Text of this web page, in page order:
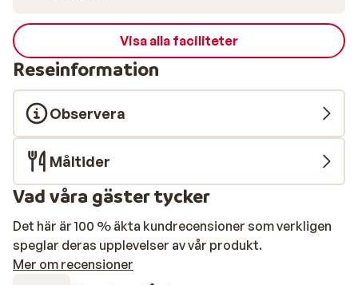
Visa alla faciliteter
Reseinformation
Observera
Måltider
Vad våra gäster tycker
Det här är 100 % äkta kundrecensioner som verkligen
speglar deras upplevelser av vår produkt.
Mer om recensioner